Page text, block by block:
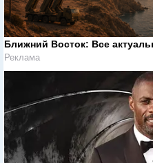
Ближний Восток: Все
Реклама